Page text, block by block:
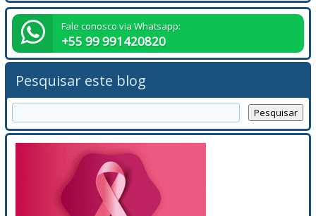
Fale conosco via Whatsapp:
+55 99 991420820
Pesquisar este blog